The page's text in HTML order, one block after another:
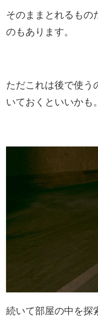
そのままとれるもの
のもあります。
ただこれは後で使う
いておくといいかも。
続いて部屋の中を探